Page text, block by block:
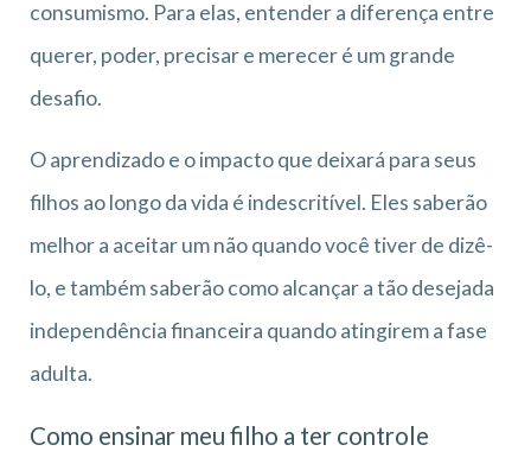
consumismo. Para elas, entender a diferença entre
querer, poder, precisar e merecer é um grande
desafio.
O aprendizado e o impacto que deixará para seus
filhos ao longo da vida é indescritível. Eles saberão
melhor a aceitar um não quando você tiver de dizê-
lo, e também saberão como alcançar a tão desejada
independência financeira quando atingirem a fase
adulta.
Como ensinar meu filho a ter controle